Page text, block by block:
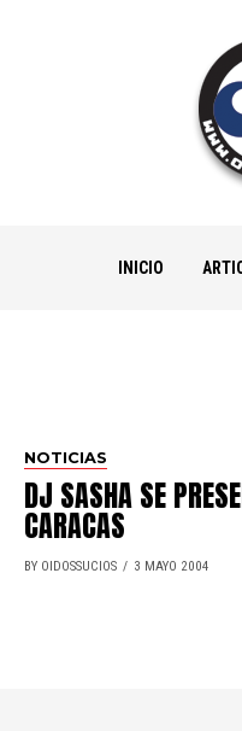
INICIO
NOTICIAS
DJ SASHA SE
CARACAS
BY OIDOSSUCIOS 3 MAYO 2004